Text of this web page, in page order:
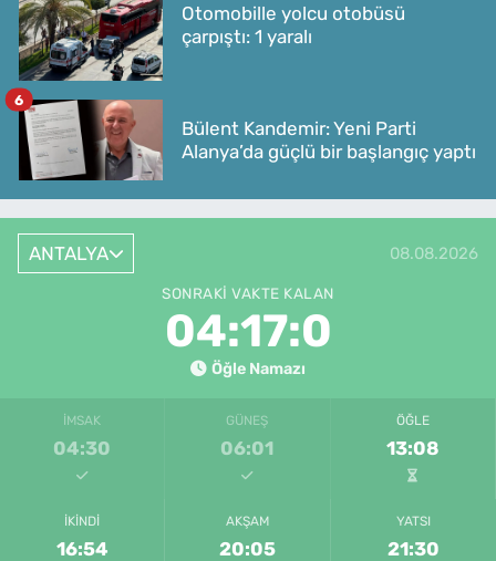
Otomobille yolcu otobüsü
çarpıştı: 1 yaralı
Bülent Kandemir: Yeni Parti
Alanya’da güçlü bir başlangıç yaptı
6
ANTALYA 08.08.2026
SONRAKI VAKTE KALAN
04:17:0
Öğle Namazı
İMSAK
04:30
GÜNEŞ
06:01
ÖĞLE
13:08
İKINDI
16:54
AKŞAM
20:05
YATSI
21:30